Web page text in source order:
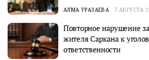
АЛМА УРАЗАЕВА 7 АВГУСТА
Повторное нарушение
жителя Саркана к
ответственности